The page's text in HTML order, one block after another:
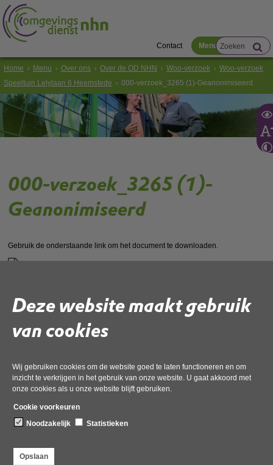
Deze website maakt gebruik
van cookies
Wij gebruiken cookies om de website goed te laten functioneren en om
inzicht te verkrijgen in het gebruik van onze website. U gaat akkoord met
onze cookies als u onze website blijft gebruiken.
Cookie voorkeuren
Noodzakelijk
Statistieken
Opslaan
Contact Menu
Home Menu Over ons Over de OD NHN Woo-verzoek
Woo-verzoek
Speeltuin Lelylaan 6 Heemstede
000-verzoek_3265 (1)-Geanonimiseerd
000-verzoek_3265 (1)-
Geanonimiseerd
Gebruik de onderstaande link om het document te downloaden.
Deel deze pagina
Bezoekadres
Postadres